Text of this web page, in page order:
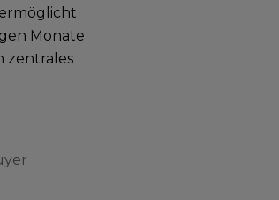
Monate
zentrales